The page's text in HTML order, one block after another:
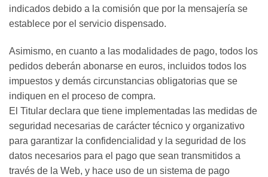
indicados debido a la comisión que por la mensajería se
establece por el servicio dispensado.
Asimismo, en cuanto a las modalidades de pago, todos los
pedidos deberán abonarse en euros, incluidos todos los
impuestos y demás circunstancias obligatorias que se
indiquen en el proceso de compra.
El Titular declara que tiene implementadas las medidas de
seguridad necesarias de carácter técnico y organizativo
para garantizar la confidencialidad y la seguridad de los
datos necesarios para el pago que sean transmitidos a
través de la Web, y hace uso de un sistema de pago